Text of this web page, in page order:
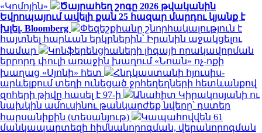
«Կոմոյին»
Ծայրահեղ շոգը 2026 թվականին
Եվրոպայում ավելի քան 25 հազար մարդու կյանք է
խլել. Bloomberg
Փեզեշքիանը շնորհակալություն է
հայտնել հարևան երկրներին՝ Իրանին աջակցելու
համար
Կոնֆերենցիաների լիգայի որակավորման
երրորդ փուլի առաջին խաղում «Նոան» ոչ-ոքի
խաղաց «Սյոնի» հետ
Հնդկաստանի հյուսիս-
արևելքում տեղի ունեցած ջրհեղեղների հետևանքով
զոհերի թիվը հասել է 97-ի
Անահիտ Կիրակոսյանի ու
նախկին ամուսինու թանկարժեք նվերը՝ դստեր
հարսանիքին (տեսանյութ)
Կապահովվեն 61
մանկապարտեզի հիմնանորոգման, վերանորոգման